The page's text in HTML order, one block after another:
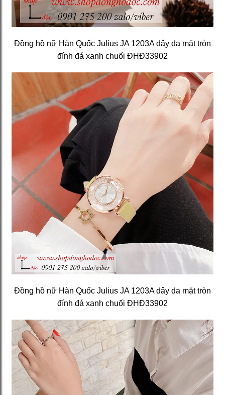
Đồng hồ nữ Hàn Quốc Julius JA 1203A dây da mặt tròn
đính đá xanh chuối ĐHĐ33902
Đồng hồ nữ Hàn Quốc Julius JA 1203A dây da mặt tròn
đính đá xanh chuối ĐHĐ33902